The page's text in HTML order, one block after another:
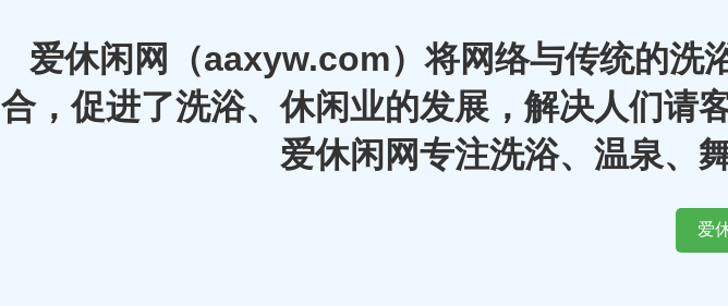
爱休闲网（aaxyw.com）将网络与传统的洗
合，促进了洗浴、休闲业的发展，解决人们请
爱休闲网专注洗浴、温泉、
爱